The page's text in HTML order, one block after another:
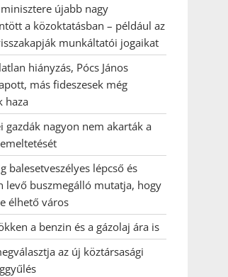
újabb nagy
a közoktatásban – például az
munkáltatói jogaikat
hiányzás, Pócs János
más fideszesek még
haza
gazdák nagyon nem akarták a
balesetveszélyes lépcső és
levő buszmegálló mutatja, hogy
élhető város
a benzin és a gázolaj ára is
az új köztársasági